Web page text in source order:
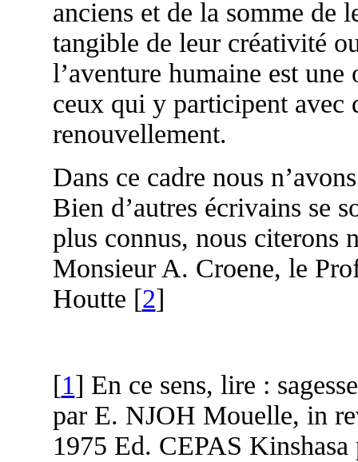
anciens et de la somme de
tangible de leur créativité
l’aventure humaine est
ceux qui y participent avec
renouvellement.
Dans ce cadre nous
Bien d’autres écrivains se
plus connus, nous citerons
Monsieur A. Croene, le
Houtte [2]
[1] En ce sens, lire :
par E. NJOH Mouelle, in
1975 Ed. CEPAS Kinshasa